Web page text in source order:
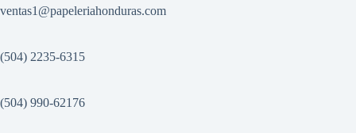
ventas1 @papeleriahonduras.com
(504) 2235-6315
(504) 990-62176